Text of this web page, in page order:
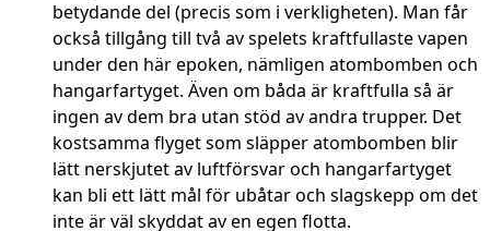
betydande del (precis som i verkligheten). Man får
också tillgång till två av spelets kraftfullaste vapen
under den här epoken, nämligen atombomben och
hangarfartyget. Även om båda är kraftfulla så är
ingen av dem bra utan stöd av andra trupper. Det
kostsamma flyget som släpper atombomben blir
lätt nerskjutet av luftförsvar och hangarfartyget
kan bli ett lätt mål för ubåtar och slagskepp om det
inte är väl skyddat av en egen flotta.